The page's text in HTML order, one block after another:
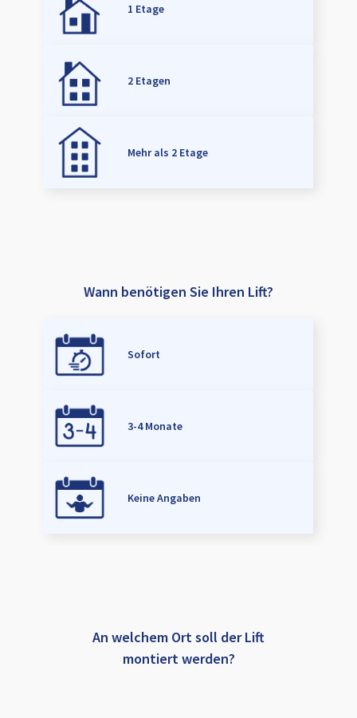
1 Etage
2 Etagen
Mehr als 2 Etage
Wann benötigen Sie Ihren Lift?
Sofort
3-4 Monate
Keine Angaben
An welchem Ort soll der Lift
montiert werden?